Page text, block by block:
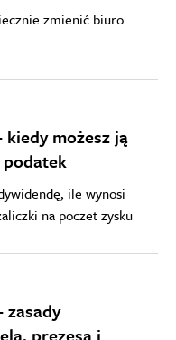
zmienić biuro
możesz ją
podatek
ile wynosi
na poczet zysku
zasady
prezesa i